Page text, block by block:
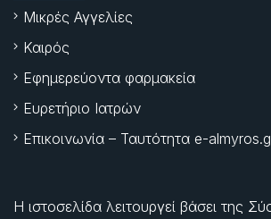
Μικρές Αγγελίες
Καιρός
Εφημερεύοντα φαρμακεία
Ευρετήριο Ιατρών
Επικοινωνία – Ταυτότητα e-
Η ιστοσελίδα λειτουργεί βάσει της